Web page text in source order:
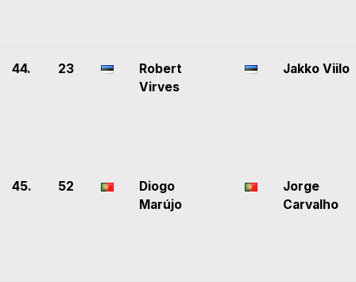
44. 23
Robert
Virves
Jakko Viilo
45. 52
Diogo
Marújo
Jorge
Carvalho